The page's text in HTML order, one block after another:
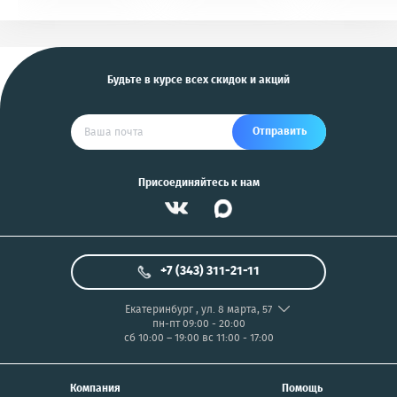
Будьте в курсе всех скидок и акций
Отправить
Присоединяйтесь к нам
Помощь
Компания
+7 (343) 311-21-11
Екатеринбург, ул. 8 марта, 57
пн-пт 09:00 - 20:00
сб 10:00 – 19:00 вс 11:00 - 17:00